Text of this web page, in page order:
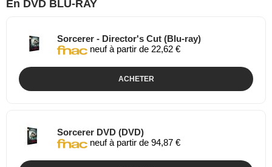
En DVD BLU-RAY
Sorcerer - Director's Cut (Blu-ray)
neuf à partir de 22,62 €
ACHETER
Sorcerer DVD (DVD)
neuf à partir de 94,87 €